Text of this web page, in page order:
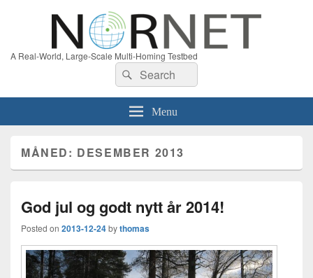
A Real-World, Large-Scale Multi-Homing Testbed
Search
for:
Search
Menu
MÅNED: DESEMBER 2013
God jul og godt nytt år 2014!
Posted on 2013-12-24bythomas